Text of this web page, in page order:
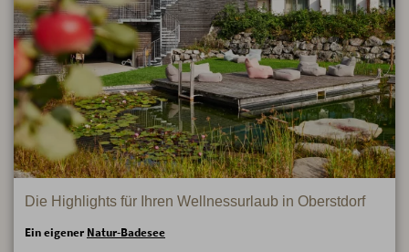
Die Highlights für Ihren Wellnessurlaub in Oberstdorf
Ein eigener Natur-Badesee